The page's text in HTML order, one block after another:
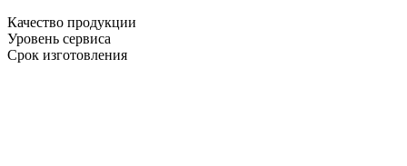
Качество продукции
Уровень сервиса
Срок изготовления